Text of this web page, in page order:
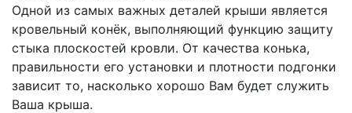
Одной из самых важных деталей крыши является
кровельный конёк, выполняющий функцию защиту
стыка плоскостей кровли. От качества конька,
правильности его установки и плотности подгонки
зависит то, насколько хорошо Вам будет служить
Ваша крыша.